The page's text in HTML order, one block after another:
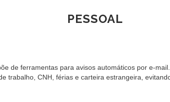
PESSOAL
de ferramentas para avisos automáticos por e-
trabalho, CNH, férias e carteira estrangeira,